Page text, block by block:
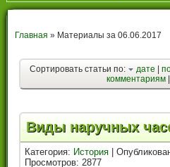
Главная » Материалы за 06.06.2017
Сортировать статьи по: дате|
комментариям
Виды наручных
Категория: История |
Просмотров: 2877